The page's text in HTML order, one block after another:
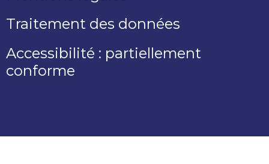
Traitement des données
Accessibilité : partiellement
conforme